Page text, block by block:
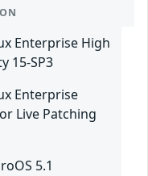
Enterprise High
15-SP3
Enterprise
Live Patching
5.1